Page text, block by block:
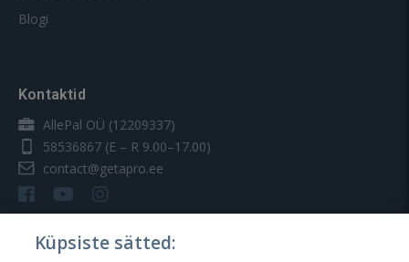
Blogi
Kontaktid
AllePal OÜ (12209337)
58536867 (E – R 9.00–17.00)
contact@getapro.ee
Küpsiste sätted: